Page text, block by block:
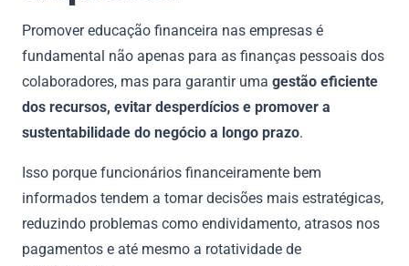
Promover educação financeira nas empresas é
fundamental não apenas para as finanças pessoais dos
colaboradores, mas para garantir uma gestão eficiente
dos recursos, evitar desperdícios e promover a
sustentabilidade do negócio a longo prazo.
Isso porque funcionários financeiramente bem
informados tendem a tomar decisões mais estratégicas,
reduzindo problemas como endividamento, atrasos nos
pagamentos e até mesmo a rotatividade de